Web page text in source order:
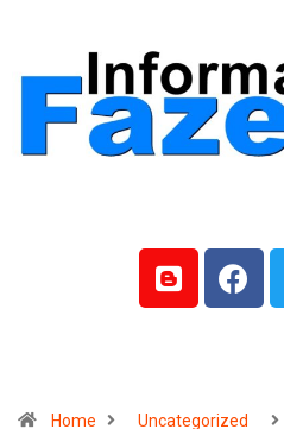
Home Uncategorized